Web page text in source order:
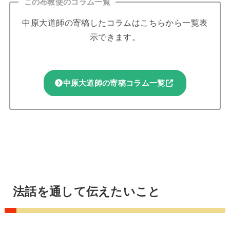
この布教使のコラム一覧
中原大道師の寄稿したコラムはこちらから一覧表
示できます。
中原大道師の寄稿コラム一覧
法話を通して伝えたいこと